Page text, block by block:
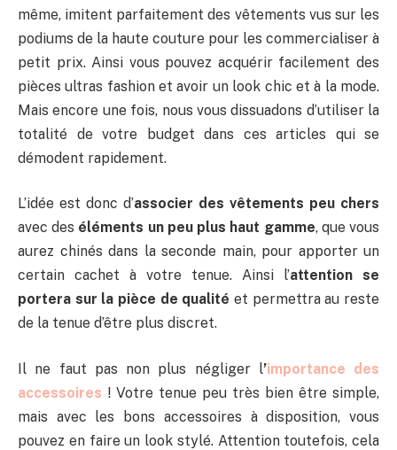
même, imitent parfaitement des vêtements vus sur les
podiums de la haute couture pour les commercialiser à
petit prix. Ainsi vous pouvez acquérir facilement des
pièces ultras fashion et avoir un look chic et à la mode.
Mais encore une fois, nous vous dissuadons d’utiliser la
totalité de votre budget dans ces articles qui se
démodent rapidement.
L’idée est donc d’associer des vêtements peu chers
avec des éléments un peu plus haut gamme, que vous
aurez chinés dans la seconde main, pour apporter un
certain cachet à votre tenue. Ainsi l’attention se
portera sur la pièce de qualité et permettra au reste
de la tenue d’être plus discret.
Il ne faut pas non plus négliger l’importance des
accessoires ! Votre tenue peu très bien être simple,
mais avec les bons accessoires à disposition, vous
pouvez en faire un look stylé. Attention toutefois, cela